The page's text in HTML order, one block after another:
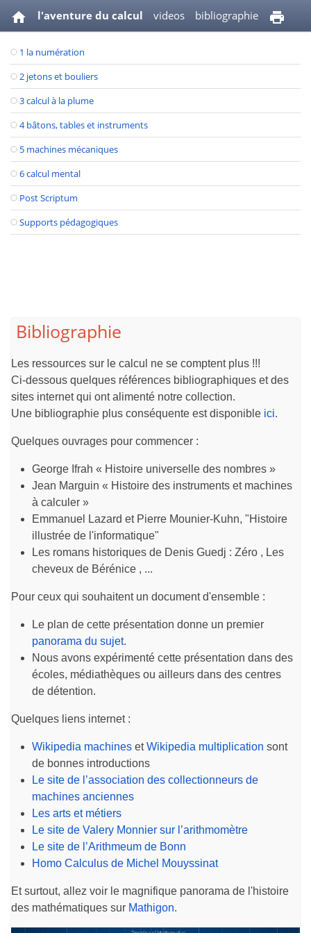
l'aventure du calcul videos bibliographie
1 la numération
2 jetons et bouliers
3 calcul à la plume
4 bâtons, tables et instruments
5 machines mécaniques
6 calcul mental
Post Scriptum
Supports pédagogiques
Bibliographie
Les ressources sur le calcul ne se comptent plus !!!
Ci-dessous quelques références bibliographiques et des
sites internet qui ont alimenté notre collection.
Une bibliographie plus conséquente est disponible ici.
Quelques ouvrages pour commencer :
George Ifrah « Histoire universelle des nombres »
Jean Marguin « Histoire des instruments et machines
à calculer »
Emmanuel Lazard et Pierre Mounier-Kuhn, "Histoire
illustrée de l'informatique"
Les romans historiques de Denis Guedj : Zéro , Les
cheveux de Bérénice , ...
Pour ceux qui souhaitent un document d'ensemble :
Le plan de cette présentation donne un premier
panorama du sujet.
Nous avons expérimenté cette présentation dans des
écoles, médiathèques ou ailleurs dans des centres
de détention.
Quelques liens internet :
Wikipedia machines etWikipedia multiplication sont
de bonnes introductions
Le site de l’association des collectionneurs de
machines anciennes
Les arts et métiers
Le site de Valery Monnier sur l’arithmomètre
Le site de l’Arithmeum de Bonn
Homo Calculus de Michel Mouyssinat
Et surtout, allez voir le magnifique panorama de l'histoire
des mathématiques sur Mathigon.